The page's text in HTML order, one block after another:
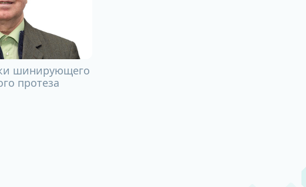
шинирующего
протеза